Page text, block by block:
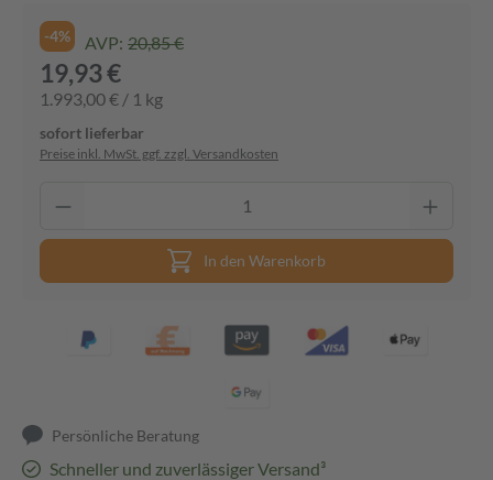
-4% AVP: 20,85 €
19,93 €
1.993,00 € / 1 kg
sofort lieferbar
Preise inkl. MwSt. ggf. zzgl. Versandkosten
In den Warenkorb
Persönliche Beratung
Schneller und zuverlässiger Versand³